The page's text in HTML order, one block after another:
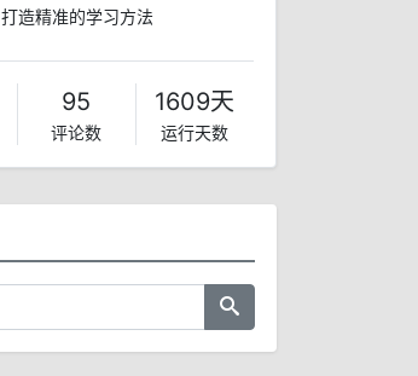
打造精准的学习方法
95
评论数
1609天
运行天数